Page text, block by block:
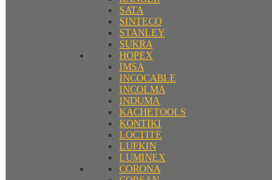
SATA
SINTECO
STANLEY
SUKRA
HOPEX
IMSA
INCOCABLE
INCOLMA
INDUMA
KACHETOOLS
KONTIKI
LOCTITE
LUFKIN
LUMINEX
CORONA